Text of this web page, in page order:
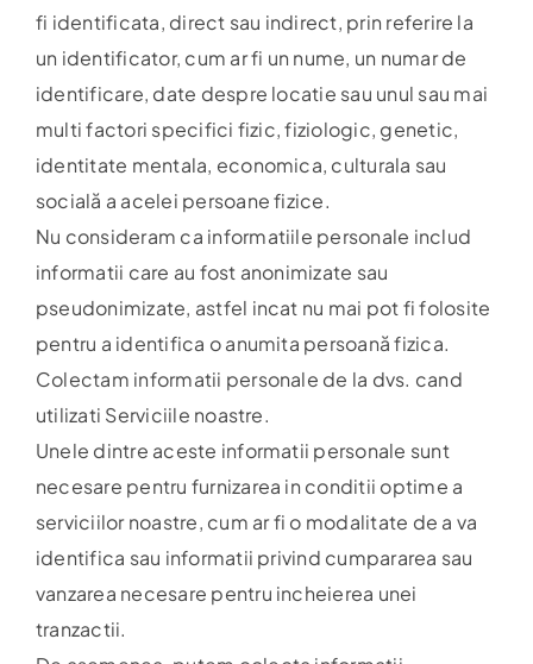
fi identificata, direct sau indirect, prin referire la
un identificator, cum ar fi un nume, un numar de
identificare, date despre locatie sau unul sau mai
multi factori specifici fizic, fiziologic, genetic,
identitate mentala, economica, culturala sau
socială a acelei persoane fizice.
Nu consideram ca informatiile personale includ
informatii care au fost anonimizate sau
pseudonimizate, astfel incat nu mai pot fi folosite
pentru a identifica o anumita persoană fizica.
Colectam informatii personale de la dvs. cand
utilizati Serviciile noastre.
Unele dintre aceste informatii personale sunt
necesare pentru furnizarea in conditii optime a
serviciilor noastre, cum ar fi o modalitate de a va
identifica sau informatii privind cumpararea sau
vanzarea necesare pentru incheierea unei
tranzactii.